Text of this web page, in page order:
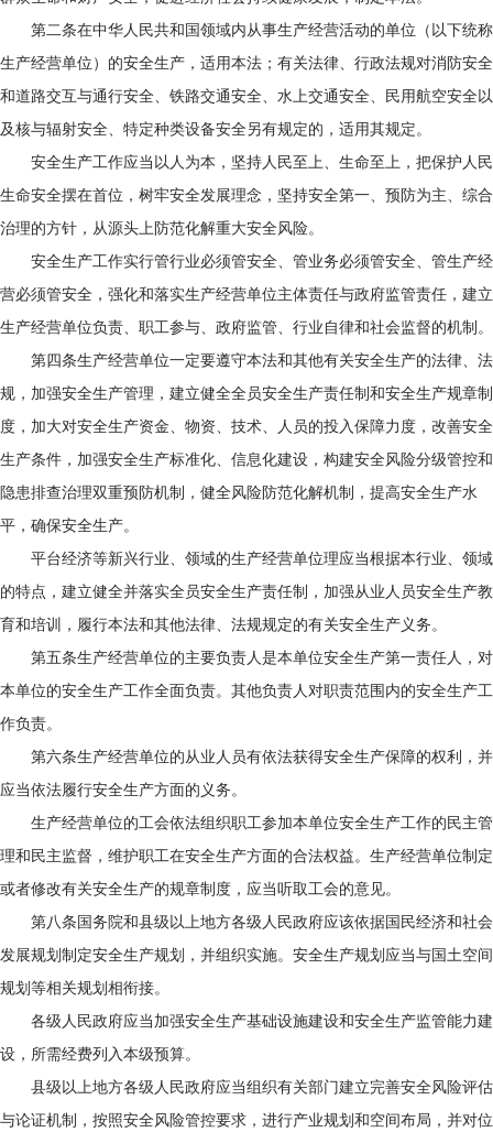
第二条在中华人民共和国领域内从事生产经营活动的单位（以下统称
生产经营单位）的安全生产，适用本法；有关法律、行政法规对消防安全
和道路交互与通行安全、铁路交通安全、水上交通安全、民用航空安全以
及核与辐射安全、特定种类设备安全另有规定的，适用其规定。
安全生产工作应当以人为本，坚持人民至上、生命至上，把保护人民
生命安全摆在首位，树牢安全发展理念，坚持安全第一、预防为主、综合
治理的方针，从源头上防范化解重大安全风险。
安全生产工作实行管行业必须管安全、管业务必须管安全、管生产经
营必须管安全，强化和落实生产经营单位主体责任与政府监管责任，建立
生产经营单位负责、职工参与、政府监管、行业自律和社会监督的机制。
第四条生产经营单位一定要遵守本法和其他有关安全生产的法律、法
规，加强安全生产管理，建立健全全员安全生产责任制和安全生产规章制
度，加大对安全生产资金、物资、技术、人员的投入保障力度，改善安全
生产条件，加强安全生产标准化、信息化建设，构建安全风险分级管控和
隐患排查治理双重预防机制，健全风险防范化解机制，提高安全生产水
平，确保安全生产。
平台经济等新兴行业、领域的生产经营单位理应当根据本行业、领域
的特点，建立健全并落实全员安全生产责任制，加强从业人员安全生产教
育和培训，履行本法和其他法律、法规规定的有关安全生产义务。
第五条生产经营单位的主要负责人是本单位安全生产第一责任人，对
本单位的安全生产工作全面负责。其他负责人对职责范围内的安全生产工
作负责。
第六条生产经营单位的从业人员有依法获得安全生产保障的权利，并
应当依法履行安全生产方面的义务。
生产经营单位的工会依法组织职工参加本单位安全生产工作的民主管
理和民主监督，维护职工在安全生产方面的合法权益。生产经营单位制定
或者修改有关安全生产的规章制度，应当听取工会的意见。
第八条国务院和县级以上地方各级人民政府应该依据国民经济和社会
发展规划制定安全生产规划，并组织实施。安全生产规划应当与国土空间
规划等相关规划相衔接。
各级人民政府应当加强安全生产基础设施建设和安全生产监管能力建
设，所需经费列入本级预算。
县级以上地方各级人民政府应当组织有关部门建立完善安全风险评估
与论证机制，按照安全风险管控要求，进行产业规划和空间布局，并对位